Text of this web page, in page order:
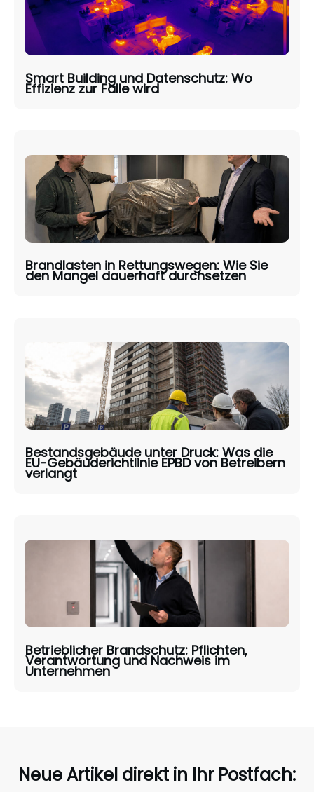
Smart Building und Datenschutz: Wo
Effizienz zur Falle wird
Brandlasten in Rettungswegen: Wie Sie
den Mangel dauerhaft durchsetzen
Bestandsgebäude unter Druck: Was die
EU-Gebäuderichtlinie EPBD von Betreibern
verlangt
Betrieblicher Brandschutz: Pflichten,
Verantwortung und Nachweis im
Unternehmen
Neue Artikel direkt in Ihr Postfach: